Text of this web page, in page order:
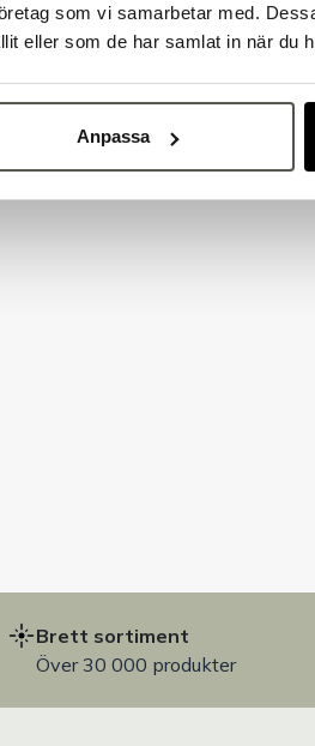
som vi samarbetar med.
eller som de har samlat in när du
Anpassa
Tillbehör &
Brett sortiment
Över 30 000 produkter
Fortsätt som